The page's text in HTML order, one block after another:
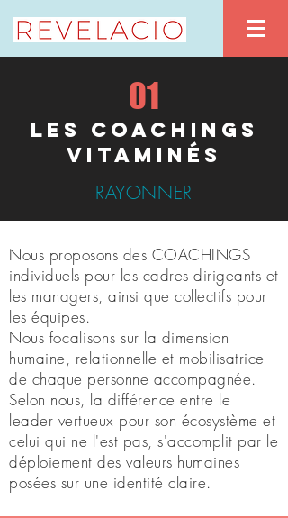
01
les COACHINGS
VITAMINéS
RAYONNER
Nous proposons des COACHINGS
individuels pour les cadres dirigeants et
les managers, ainsi que collectifs pour
les équipes.
Nous focalisons sur la dimension
humaine, relationnelle et mobilisatrice
de chaque personne accompagnée.
Selon nous, la différence entre le
leader vertueux pour son écosystème et
celui qui ne l'est pas, s'accomplit par le
déploiement des valeurs humaines
posées sur une identité claire.